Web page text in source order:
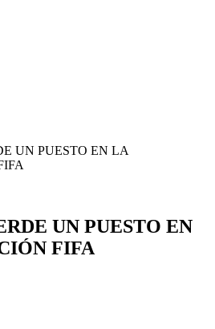
UN PUESTO EN LA
UN PUESTO EN
FIFA